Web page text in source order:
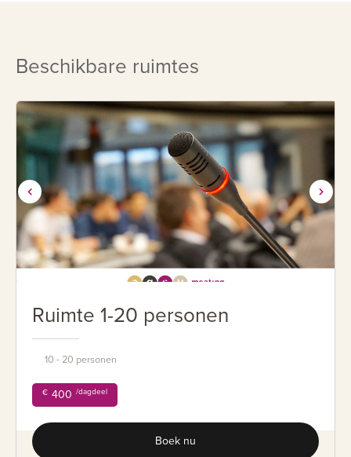
Beschikbare ruimtes
Ruimte 1-20 personen
10 - 20 personen
€ 400 /dagdeel
Boek nu